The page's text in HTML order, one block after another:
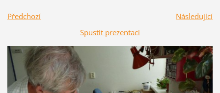
Předchozí
Následující
Spustit prezentaci